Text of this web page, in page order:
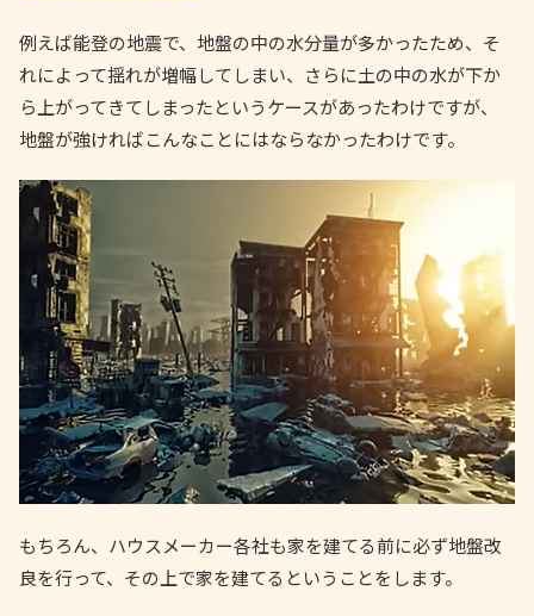
例えば能登の地震で、地盤の中の水分量が多かったため、そ
れによって揺れが増幅してしまい、さらに土の中の水が下か
ら上がってきてしまったというケースがあったわけですが、
地盤が強ければこんなことにはならなかったわけです。
もちろん、ハウスメーカー各社も家を建てる前に必ず地盤改
良を行って、その上で家を建てるということをします。